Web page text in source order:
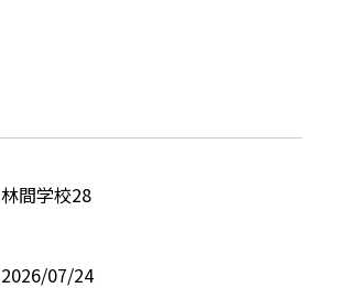
林間学校28
2026/07/24